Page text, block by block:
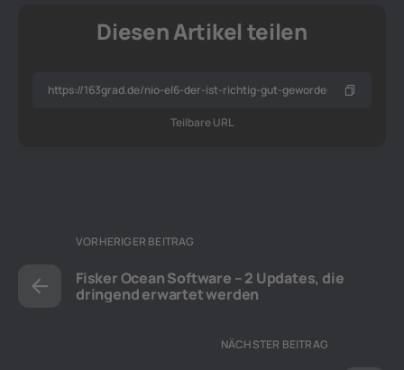
Diesen Artikel teilen
Teilbare URL
VORHERIGER BEITRAG
Fisker Ocean Software – 2 Updates, die
dringend erwartet werden
NÄCHSTER BEITRAG